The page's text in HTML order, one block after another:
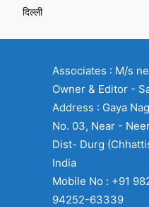
दिल्ली
Associates : M/s
Owner & Editor -
Address : Gaya
No. 03, Near -
Dist- Durg
India
Mobile No : +91
94252-63339